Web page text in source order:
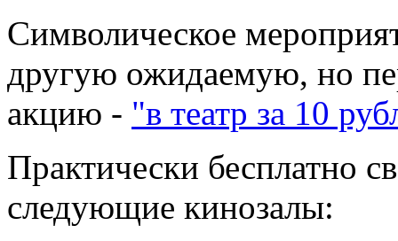
Символическое
другую ожидаемую, но
акцию - "в театр за 10
Практически бесплатно
следующие кинозалы: